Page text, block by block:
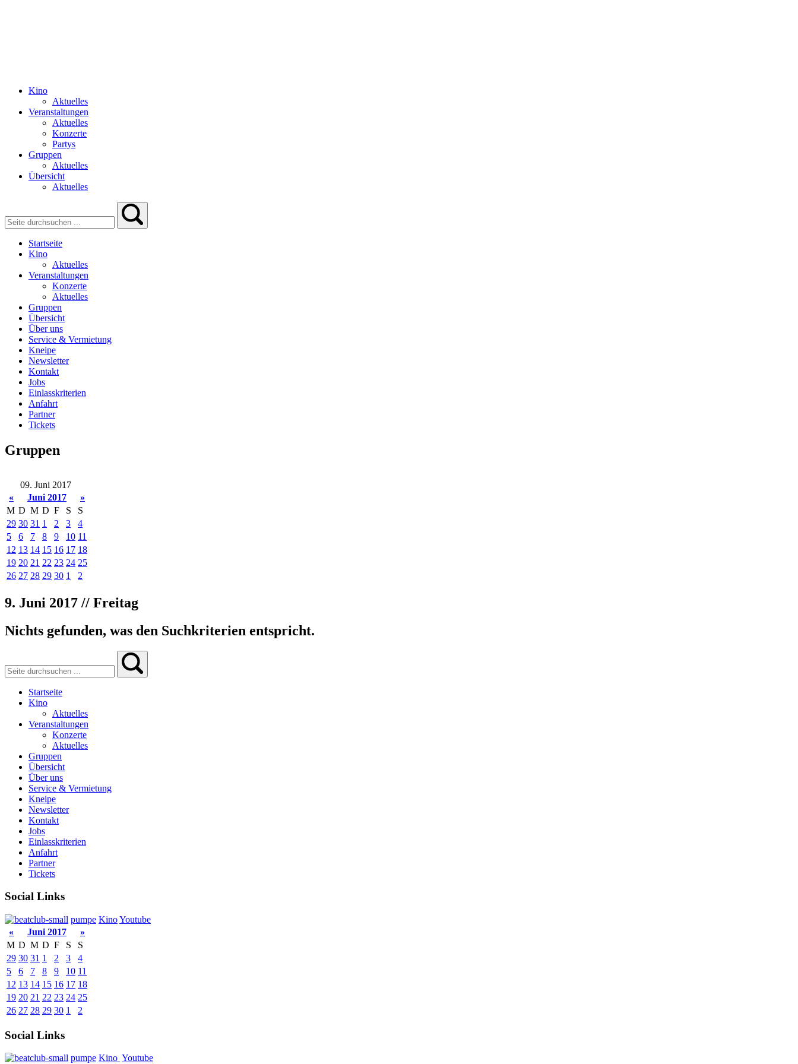
Kino
Aktuelles
Veranstaltungen
Aktuelles
Konzerte
Partys
Gruppen
Aktuelles
Übersicht
Aktuelles
Startseite
Kino
Aktuelles
Veranstaltungen
Konzerte
Aktuelles
Gruppen
Übersicht
Über uns
Service & Vermietung
Kneipe
Newsletter
Kontakt
Jobs
Einlasskriterien
Anfahrt
Partner
Tickets
Gruppen
09. Juni 2017
«
Juni 2017
»
M D M D F S
S
29 30 31 1 2 3
4
5
6 7 8 9 10 11
12 13 14 15 16 17 18
19 20 21 22 23 24 25
26 27 28 29 30 1 2
9. Juni 2017 // Freitag
Nichts gefunden, was den Suchkriterien entspricht.
Startseite
Kino
Aktuelles
Veranstaltungen
Konzerte
Aktuelles
Gruppen
Übersicht
Über uns
Service & Vermietung
Kneipe
Newsletter
Kontakt
Jobs
Einlasskriterien
Anfahrt
Partner
Tickets
Social Links
pumpe KinoYoutube
«
Juni 2017
»
M D M D F S
S
29 30 31 1 2 3
4
5
6 7 8 9 10 11
12 13 14 15 16 17 18
19 20 21 22 23 24 25
26 27 28 29 30 1 2
Social Links
pumpe Kino Youtube